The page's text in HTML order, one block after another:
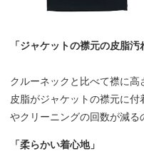
「ジャケットの襟元の皮脂汚
クルーネックと比べて襟に
皮脂がジャケットの襟元に
やクリーニングの回数が減る
「柔らかい着心地」